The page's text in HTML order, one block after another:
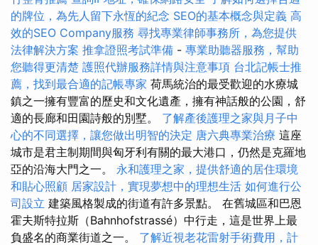
的牌位，為先人留下永恆的紀念 SEO的基本概念與定義 高
效的SEO Company服務 尋找專業律師事務所，為您提供
法律解決方案 推拿證照考試準備 - 專業助聽器服務，幫助
您聽得更清楚 護照代辦服務詳情與注意事項 台北記帳士推
薦，找到最合適的記帳專家 荷馬統治的最受歡迎的水療城
鎮之一擁有豐富的歷史和文化遺產，擁有神話般的公園，舒
適的長廊和田園詩般的別墅。 了解產後護理之家與月子中
心的不同選擇，讓您做出明智的決定 唐六典專業治療 這座
城市是君主制期間與匈牙利有關的最大港口，仍然是克羅地
亞的沿海大門之一。 永和護理之家，提供舒適的居住環境
和貼心照顧 居家設計，實現夢想中的理想生活 如何進行公
司設立 建築風格製成的街道有許多景點。 在舊城區和巴恩
霍夫斯特拉斯（Bahnhofstrassé）中行走，這是世界上最
負盛名的商業街道之一。 了解近視老花雷射手術費用，計